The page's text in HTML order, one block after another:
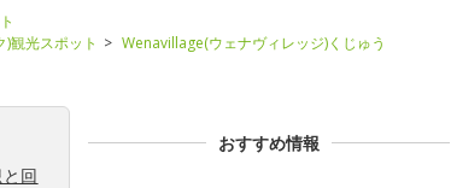
観光スポット
Wenavillage(ウェナヴィレッジ)くじゅう
回
おすすめ情報